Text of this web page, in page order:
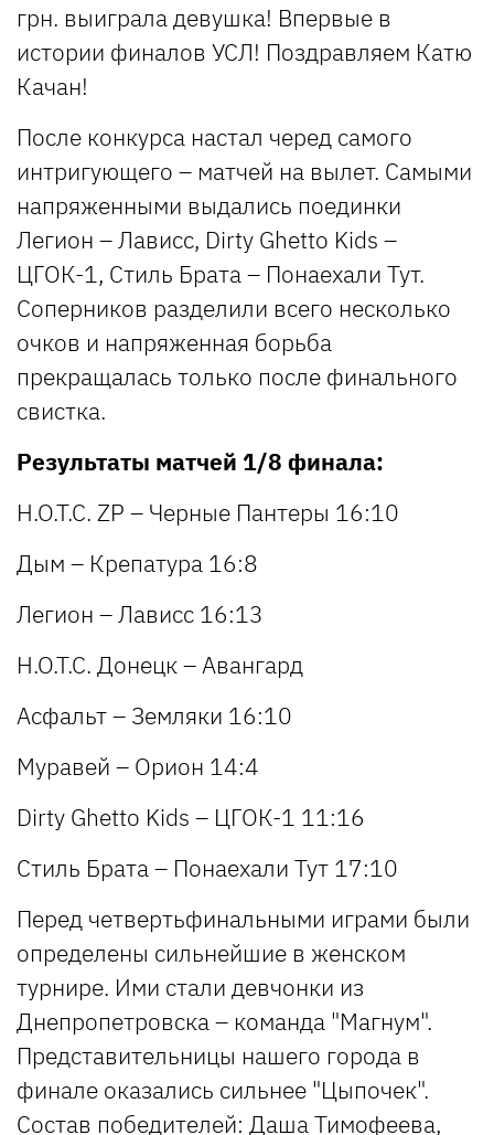
грн. выиграла девушка! Впервые в
истории финалов УСЛ! Поздравляем Катю
Качан!
После конкурса настал черед самого
интригующего – матчей на вылет. Самыми
напряженными выдались поединки
Легион – Лависс, Dirty Ghetto Kids –
ЦГОК-1, Стиль Брата – Понаехали Тут.
Соперников разделили всего несколько
очков и напряженная борьба
прекращалась только после финального
свистка.
Результаты матчей 1/8 финала:
H.O.T.C. ZP – Черные Пантеры 16:10
Дым – Крепатура 16:8
Легион – Лависс 16:13
Н.О.Т.С. Донецк – Авангард
Асфальт – Земляки 16:10
Муравей – Орион 14:4
Dirty Ghetto Kids – ЦГОК-1 11:16
Стиль Брата – Понаехали Тут 17:10
Перед четвертьфинальными играми были
определены сильнейшие в женском
турнире. Ими стали девчонки из
Днепропетровска – команда "Магнум".
Представительницы нашего города в
финале оказались сильнее "Цыпочек".
Состав победителей: Даша Тимофеева,